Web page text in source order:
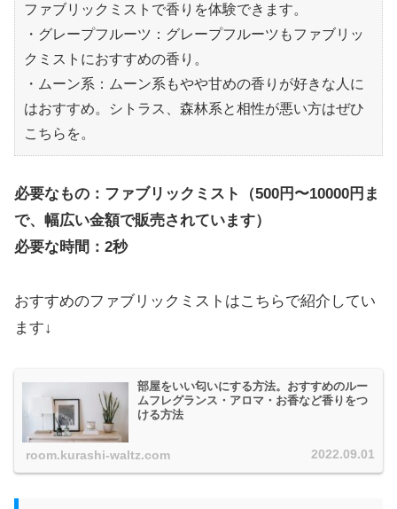
ファブリックミストで香りを体験できます。
・グレープフルーツ：グレープフルーツもファブリッ
クミストにおすすめの香り。
・ムーン系：ムーン系もやや甘めの香りが好きな人に
はおすすめ。シトラス、森林系と相性が悪い方はぜひ
こちらを。
必要なもの：ファブリックミスト（500円〜10000円ま
で、幅広い金額で販売されています）
必要な時間：2秒
おすすめのファブリックミストはこちらで紹介してい
ます↓
部屋をいい匂いにする方法。おすすめのルー
ムフレグランス・アロマ・お香など香りをつ
ける方法
room.kurashi-waltz.com 2022.09.01